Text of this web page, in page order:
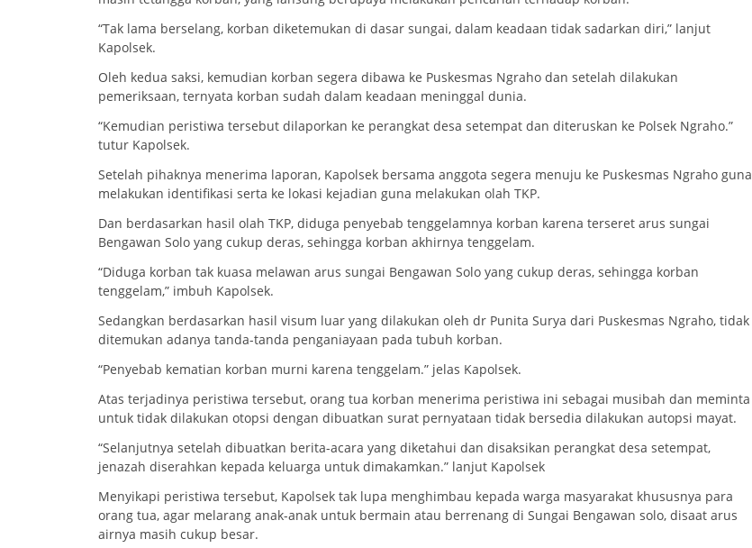
“Tak lama berselang, korban diketemukan di dasar sungai, dalam keadaan tidak sadarkan diri,” lanjut
Kapolsek.
Oleh kedua saksi, kemudian korban segera dibawa ke Puskesmas Ngraho dan setelah dilakukan
pemeriksaan, ternyata korban sudah dalam keadaan meninggal dunia.
“Kemudian peristiwa tersebut dilaporkan ke perangkat desa setempat dan diteruskan ke Polsek Ngraho.”
tutur Kapolsek.
Setelah pihaknya menerima laporan, Kapolsek bersama anggota segera menuju ke Puskesmas Ngraho guna
melakukan identifikasi serta ke lokasi kejadian guna melakukan olah TKP.
Dan berdasarkan hasil olah TKP, diduga penyebab tenggelamnya korban karena terseret arus sungai
Bengawan Solo yang cukup deras, sehingga korban akhirnya tenggelam.
“Diduga korban tak kuasa melawan arus sungai Bengawan Solo yang cukup deras, sehingga korban
tenggelam,” imbuh Kapolsek.
Sedangkan berdasarkan hasil visum luar yang dilakukan oleh dr Punita Surya dari Puskesmas Ngraho, tidak
ditemukan adanya tanda-tanda penganiayaan pada tubuh korban.
“Penyebab kematian korban murni karena tenggelam.” jelas Kapolsek.
Atas terjadinya peristiwa tersebut, orang tua korban menerima peristiwa ini sebagai musibah dan meminta
untuk tidak dilakukan otopsi dengan dibuatkan surat pernyataan tidak bersedia dilakukan autopsi mayat.
“Selanjutnya setelah dibuatkan berita-acara yang diketahui dan disaksikan perangkat desa setempat,
jenazah diserahkan kepada keluarga untuk dimakamkan.” lanjut Kapolsek
Menyikapi peristiwa tersebut, Kapolsek tak lupa menghimbau kepada warga masyarakat khususnya para
orang tua, agar melarang anak-anak untuk bermain atau berrenang di Sungai Bengawan solo, disaat arus
airnya masih cukup besar.